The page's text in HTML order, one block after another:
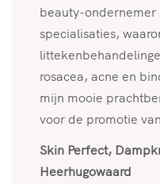
beauty-ondernemer
specialisaties,
rosacea, acne en
mijn mooie
voor de promotie
Skin Perfect,
Heerhugowaard